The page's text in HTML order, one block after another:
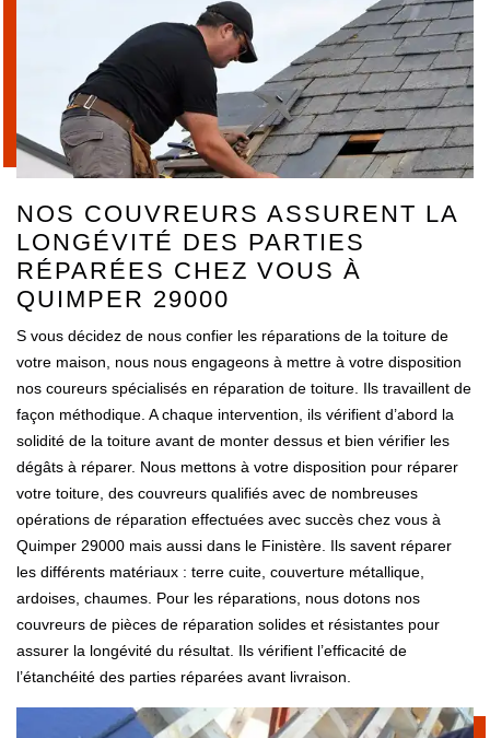
NOS COUVREURS ASSURENT LA
LONGÉVITÉ DES PARTIES
RÉPARÉES CHEZ VOUS À
QUIMPER 29000
S vous décidez de nous confier les réparations de la toiture de
votre maison, nous nous engageons à mettre à votre disposition
nos coureurs spécialisés en réparation de toiture. Ils travaillent de
façon méthodique. A chaque intervention, ils vérifient d’abord la
solidité de la toiture avant de monter dessus et bien vérifier les
dégâts à réparer. Nous mettons à votre disposition pour réparer
votre toiture, des couvreurs qualifiés avec de nombreuses
opérations de réparation effectuées avec succès chez vous à
Quimper 29000 mais aussi dans le Finistère. Ils savent réparer
les différents matériaux : terre cuite, couverture métallique,
ardoises, chaumes. Pour les réparations, nous dotons nos
couvreurs de pièces de réparation solides et résistantes pour
assurer la longévité du résultat. Ils vérifient l’efficacité de
l’étanchéité des parties réparées avant livraison.